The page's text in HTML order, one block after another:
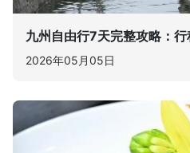
九州自由行7天完整攻略：
2026年05月05日